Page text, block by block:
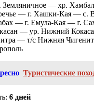
— хр.
— г. Хашки-Кая — с.
— г. Емула-Кая — г.
— ур. Нижний
— т/с Нижняя
Туристические
6 дней